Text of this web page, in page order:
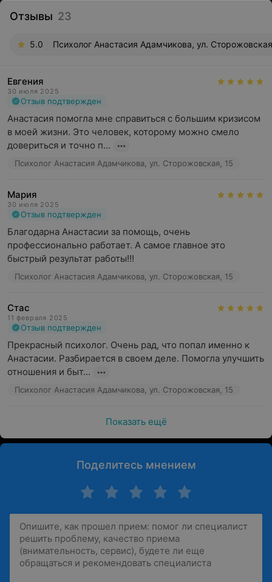
Отзывы 23
5.0 Психолог Анастасия Адамчикова, ул.
Евгения
30 июля 2025
Отзыв подтвержден
Анастасия помогла мне справиться с большим кризисом
в моей жизни. Это человек, которому можно смело
довериться и точно п...
Психолог Анастасия Адамчикова, ул. Сторожовская, 15
Мария
30 июля 2025
Отзыв подтвержден
Благодарна Анастасии за помощь, очень
профессионально работает. А самое главное это
быстрый результат работы!!!
Психолог Анастасия Адамчикова, ул. Сторожовская, 15
Стас
11 февраля 2025
Отзыв подтвержден
Прекрасный психолог. Очень рад, что попал именно к
Анастасии. Разбирается в своем деле. Помогла улучшить
отношения и быт...
Психолог Анастасия Адамчикова, ул. Сторожовская, 15
Показать ещё
Поделитесь мнением